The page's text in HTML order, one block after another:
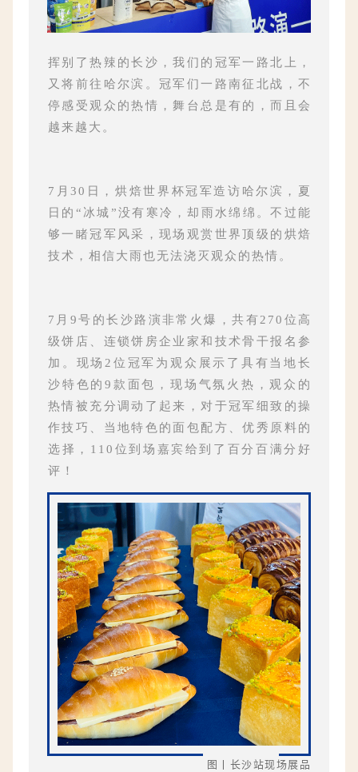
挥别了热辣的长沙，我们的冠军一路北上，
又将前往哈尔滨。冠军们一路南征北战，不
停感受观众的热情，舞台总是有的，而且会
越来越大。
7月30日，烘焙世界杯冠军造访哈尔滨，夏
日的“冰城”没有寒冷，却雨水绵绵。不过能
够一睹冠军风采，现场观赏世界顶级的烘焙
技术，相信大雨也无法浇灭观众的热情。
7月9号的长沙路演非常火爆，共有270位高
级饼店、连锁饼房企业家和技术骨干报名参
加。现场2位冠军为观众展示了具有当地长
沙特色的9款面包，现场气氛火热，观众的
热情被充分调动了起来，对于冠军细致的操
作技巧、当地特色的面包配方、优秀原料的
选择，110位到场嘉宾给到了百分百满分好
评！
图丨长沙站现场展品